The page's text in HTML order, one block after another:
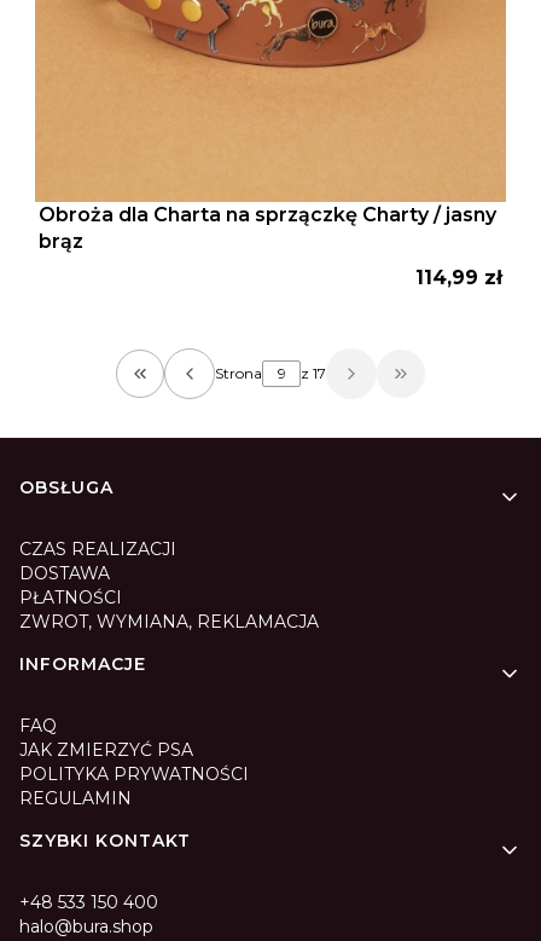
Obroża dla Charta na sprzączkę Charty / jasny
brąz
Cena
114,99 zł
Wróć do pierwszej strony z produktami
Strona z 17 Przejdź do
Linki w stopce
OBSŁUGA
CZAS REALIZACJI
DOSTAWA
PŁATNOŚCI
ZWROT, WYMIANA, REKLAMACJA
INFORMACJE
FAQ
JAK ZMIERZYĆ PSA
POLITYKA PRYWATNOŚCI
REGULAMIN
SZYBKI KONTAKT
+48 533 150 400
halo@bura.shop